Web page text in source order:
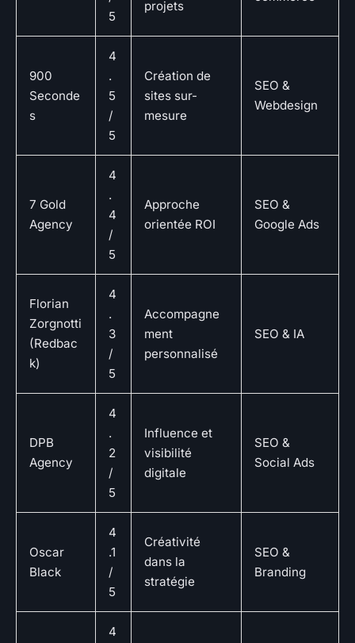
5
projets
900
Seconde
s
4
.
5
/
5
Création de
sites sur-
mesure
SEO &
Webdesign
7 Gold
Agency
4
.
4
/
5
Approche
orientée ROI
SEO &
Google Ads
Florian
Zorgnotti
(Redbac
k)
4
.
3
/
5
Accompagne
ment
personnalisé
SEO & IA
DPB
Agency
4
.
2
/
5
Influence et
visibilité
digitale
SEO &
Social Ads
Oscar
Black
4
.1
/
5
Créativité
dans la
stratégie
SEO &
Branding
4